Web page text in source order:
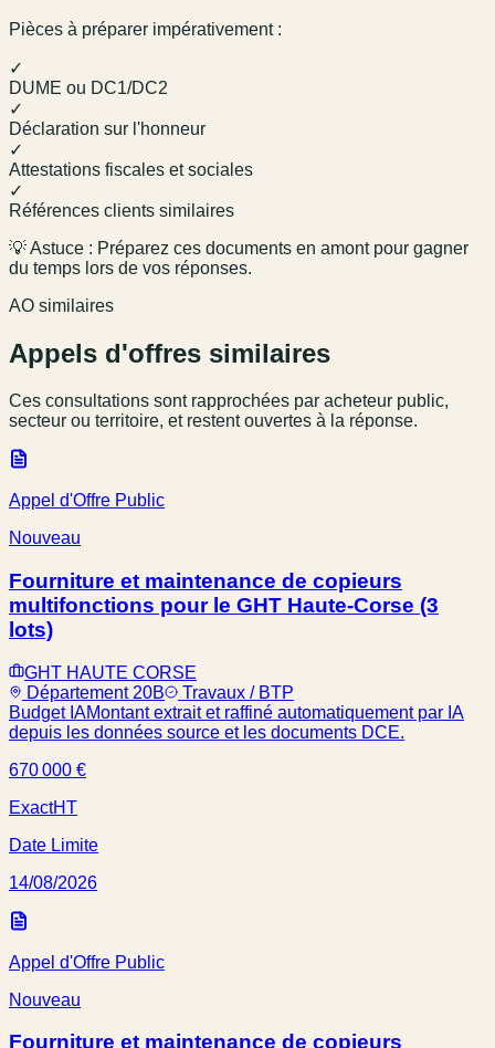
Pièces à préparer impérativement :
✓
DUME ou DC1/DC2
✓
Déclaration sur l'honneur
✓
Attestations fiscales et sociales
✓
Références clients similaires
💡 Astuce : Préparez ces documents en amont pour gagner
du temps lors de vos réponses.
AO similaires
Appels d'offres similaires
Ces consultations sont rapprochées par acheteur public,
secteur ou territoire, et restent ouvertes à la réponse.
Appel d'Offre Public
Nouveau
Fourniture et maintenance de copieurs
multifonctions pour le GHT Haute-Corse (3
lots)
GHT HAUTE CORSE
Département 20B
Travaux / BTP
Budget IAMontant extrait et raffiné automatiquement par IA
depuis les données source et les documents DCE.
670 000 €
ExactHT
Date Limite
14/08/2026
Appel d'Offre Public
Nouveau
Fourniture et maintenance de copieurs